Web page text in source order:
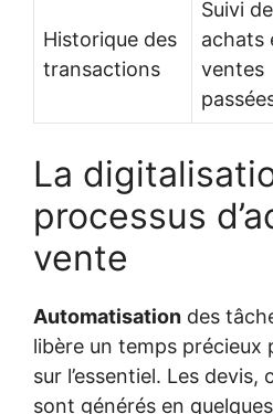
Historique des
transactions
Suivi
achats
ventes
La
processus
vente
Automatisation des
libère un temps précieux
sur l’essentiel. Les
sont générés en